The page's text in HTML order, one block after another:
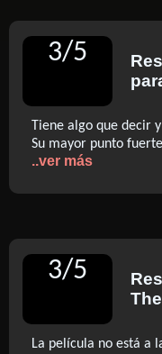
3/5
Tiene algo que decir
Su mayor punto
..ver más
3/5
La película no está a